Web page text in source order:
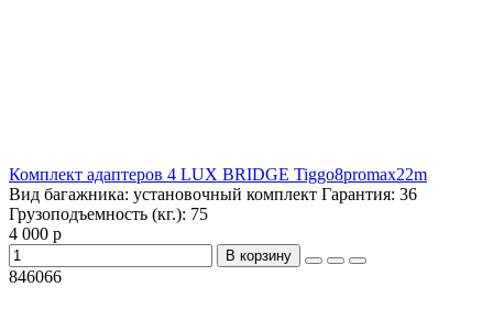
Комплект адаптеров 4 LUX BRIDGE Tiggo8promax22m
Вид багажника: установочный комплект Гарантия: 36
Грузоподъемность (кг.): 75
4 000 р
В корзину
846066